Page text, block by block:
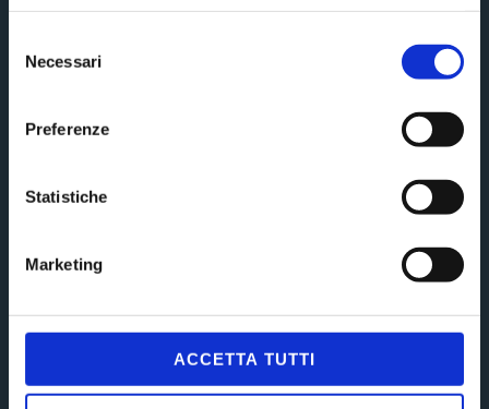
delNecessari
Preferenze
Statistiche
Marketing
ACCETTA TUTTI
Ricevimento
Gli Avvocati di Soul Network ricevono su appuntamento
nei seguenti orari:
Il Team